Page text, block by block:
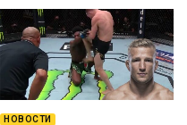
НОВОСТИ